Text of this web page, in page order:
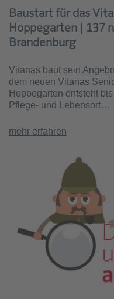
Baustart für das
Hoppegarten | 137
Brandenburg
Vitanas baut sein
dem neuen Vitanas
Hoppegarten entsteht
Pflege- und Lebensort…
mehr erfahren